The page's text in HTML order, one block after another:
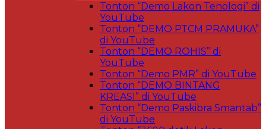
Tonton “Demo Lakon Tenologi” di
YouTube
Tonton “DEMO PTCM PRAMUKA”
di YouTube
Tonton “DEMO ROHIS” di
YouTube
Tonton “Demo PMR” di YouTube
Tonton “DEMO BINTANG
KREASI” di YouTube
Tonton “Demo Paskibra Smantab”
di YouTube